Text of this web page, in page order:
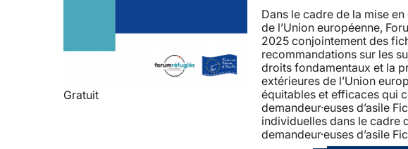
Gratuit
Dans le cadre de la mise
de l’Union européenne,
2025 conjointement des
recommandations sur les
droits fondamentaux et la
extérieures de l’Union
équitables et efficaces qui
demandeur·euses d’asile
individuelles dans le cadre
demandeur·euses d’asile